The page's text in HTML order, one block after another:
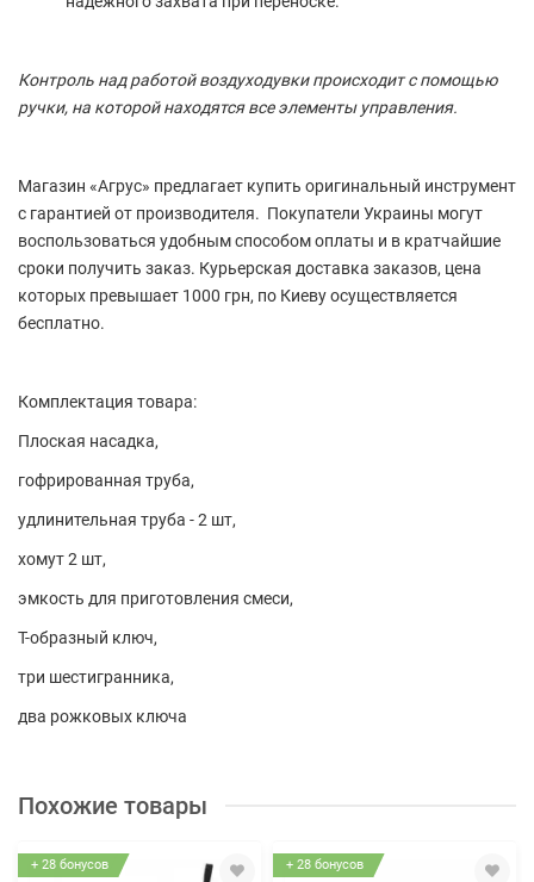
Контроль над работой воздуходувки происходит с помощью
ручки, на которой находятся все элементы управления.
Магазин «Агрус» предлагает купить оригинальный инструмент
с гарантией от производителя. Покупатели Украины могут
воспользоваться удобным способом оплаты и в кратчайшие
сроки получить заказ. Курьерская доставка заказов, цена
которых превышает 1000 грн, по Киеву осуществляется
бесплатно.
Комплектация товара:
Плоская насадка,
гофрированная труба,
удлинительная труба - 2 шт,
хомут 2 шт,
эмкость для приготовления смеси,
Т-образный ключ,
три шестигранника,
два рожковых ключа
Похожие товары
+ 28 бонусов + 28 бонусов